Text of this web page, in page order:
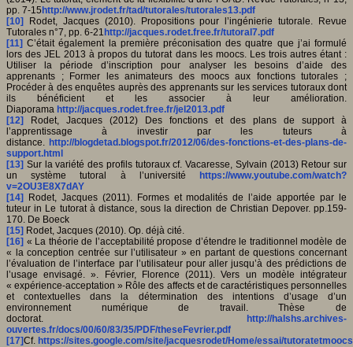
pp. 7-15http://www.jrodet.fr/tad/tutorales/tutorales13.pdf
[10] Rodet, Jacques (2010). Propositions pour l’ingénierie tutorale. Revue
Tutorales n°7, pp. 6-21http://jacques.rodet.free.fr/tutoral7.pdf
[11] C’était également la première préconisation des quatre que j’ai formulé
lors des JEL 2013 à propos du tutorat dans les moocs. Les trois autres étant :
Utiliser la période d’inscription pour analyser les besoins d’aide des
apprenants ; Former les animateurs des moocs aux fonctions tutorales ;
Procéder à des enquêtes auprès des apprenants sur les services tutoraux dont
ils bénéficient et les associer à leur amélioration.
Diaporama http://jacques.rodet.free.fr/jel2013.pdf
[12] Rodet, Jacques (2012) Des fonctions et des plans de support à
l’apprentissage à investir par les tuteurs à
distance. http://blogdetad.blogspot.fr/2012/06/des-fonctions-et-des-plans-de-
support.html
[13] Sur la variété des profils tutoraux cf. Vacaresse, Sylvain (2013) Retour sur
un système tutoral à l’université https://www.youtube.com/watch?
v=2OU3E8X7dAY
[14] Rodet, Jacques (2011). Formes et modalités de l’aide apportée par le
tuteur in Le tutorat à distance, sous la direction de Christian Depover. pp.159-
170. De Boeck
[15] Rodet, Jacques (2010). Op. déjà cité.
[16] « La théorie de l’acceptabilité propose d’étendre le traditionnel modèle de
« la conception centrée sur l’utilisateur » en partant de questions concernant
l’évaluation de l’interface par l’utilisateur pour aller jusqu’à des prédictions de
l’usage envisagé. ». Février, Florence (2011). Vers un modèle intégrateur
« expérience-acceptation » Rôle des affects et de caractéristiques personnelles
et contextuelles dans la détermination des intentions d’usage d’un
environnement numérique de travail. Thèse de
doctorat. http://halshs.archives-
ouvertes.fr/docs/00/60/83/35/PDF/theseFevrier.pdf
[17]Cf. https://sites.google.com/site/jacquesrodet/Home/essai/tutoratetmoocs